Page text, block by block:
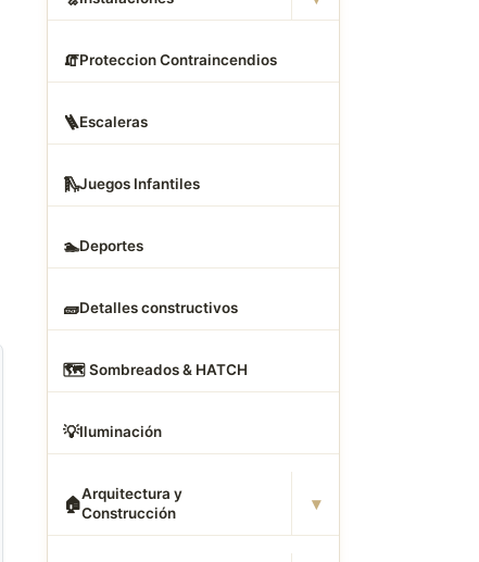
🧯Proteccion Contraincendios
🪜Escaleras
🛝Juegos Infantiles
🏊Deportes
🧱Detalles constructivos
🗺️ Sombreados & HATCH
💡Iluminación
🏠Arquitectura y
Construcción
▾